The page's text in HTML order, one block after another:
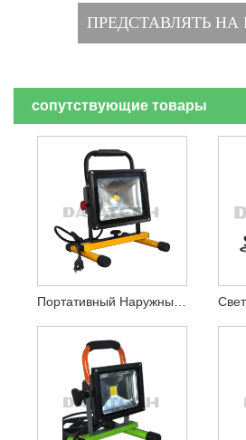
сопутствующие товары
Портативный Наружный Светодиодный Прожектор Мощностью 30 Вт